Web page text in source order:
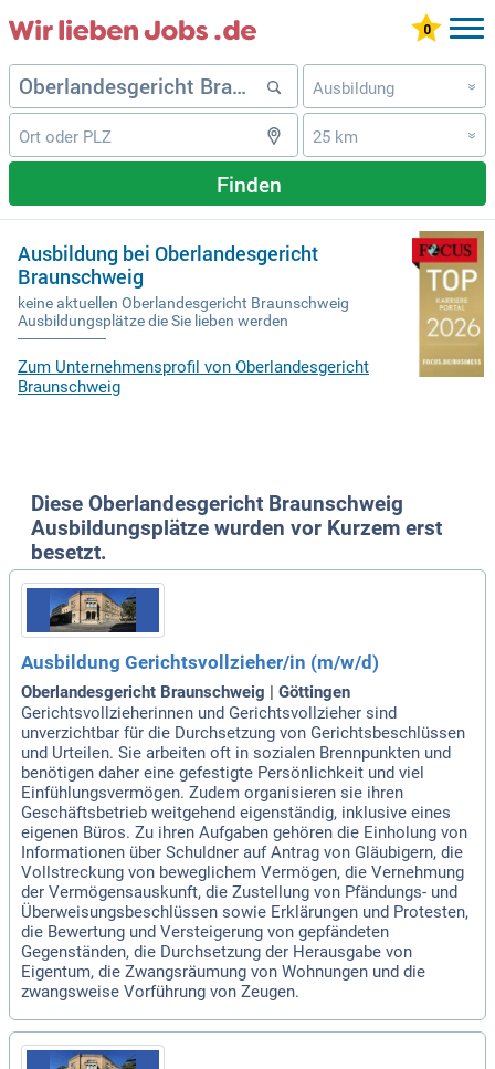
Ausbildung »
25 km »
Finden
Ausbildung bei Oberlandesgericht
Braunschweig
keine aktuellen Oberlandesgericht Braunschweig
Ausbildungsplätze die Sie lieben werden
Zum Unternehmensprofil von Oberlandesgericht
Braunschweig
Diese Oberlandesgericht Braunschweig
Ausbildungsplätze wurden vor Kurzem erst
besetzt.
Ausbildung Gerichtsvollzieher/in (m/w/d)
Oberlandesgericht Braunschweig | Göttingen
Gerichtsvollzieherinnen und Gerichtsvollzieher sind
unverzichtbar für die Durchsetzung von Gerichtsbeschlüssen
und Urteilen. Sie arbeiten oft in sozialen Brennpunkten und
benötigen daher eine gefestigte Persönlichkeit und viel
Einfühlungsvermögen. Zudem organisieren sie ihren
Geschäftsbetrieb weitgehend eigenständig, inklusive eines
eigenen Büros. Zu ihren Aufgaben gehören die Einholung von
Informationen über Schuldner auf Antrag von Gläubigern, die
Vollstreckung von beweglichem Vermögen, die Vernehmung
der Vermögensauskunft, die Zustellung von Pfändungs- und
Überweisungsbeschlüssen sowie Erklärungen und Protesten,
die Bewertung und Versteigerung von gepfändeten
Gegenständen, die Durchsetzung der Herausgabe von
Eigentum, die Zwangsräumung von Wohnungen und die
zwangsweise Vorführung von Zeugen.